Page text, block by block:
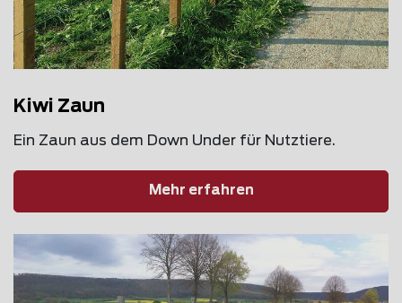
Kiwi Zaun
Ein Zaun aus dem Down Under für Nutztiere.
Mehr erfahren